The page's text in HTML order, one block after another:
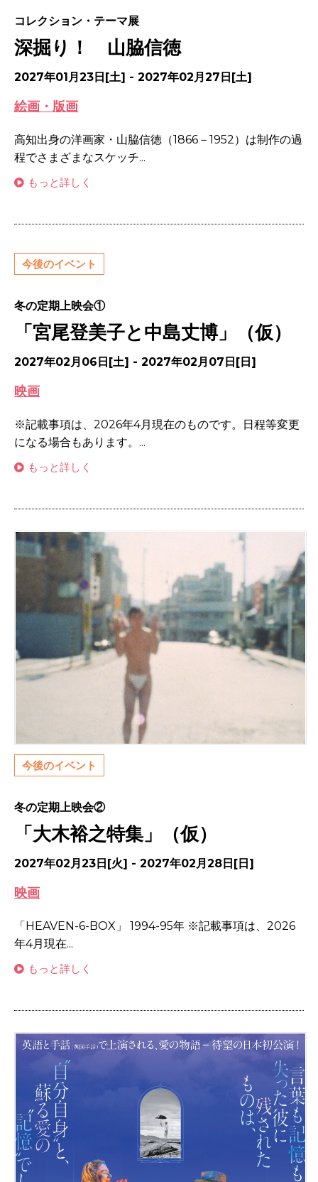
コレクション・テーマ展
深掘り！ 山脇信徳
2027年01月23日[土] - 2027年02月27日[土]
絵画・版画
高知出身の洋画家・山脇信徳（1866－1952）は制作の過
程でさまざまなスケッチ...
もっと詳しく
今後のイベント
冬の定期上映会①
「宮尾登美子と中島丈博」（仮）
2027年02月06日[土] - 2027年02月07日[日]
映画
※記載事項は、2026年4月現在のものです。日程等変更
になる場合もあります。...
もっと詳しく
今後のイベント
冬の定期上映会②
「大木裕之特集」（仮）
2027年02月23日[火] - 2027年02月28日[日]
映画
「HEAVEN-6-BOX」 1994-95年 ※記載事項は、2026
年4月現在...
もっと詳しく